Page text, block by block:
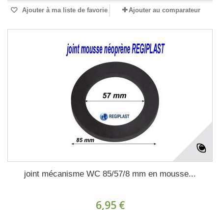
Ajouter à ma liste de favorie Ajouter au comparateur
joint mécanisme WC 85/57/8 mm en mousse...
6,95 €